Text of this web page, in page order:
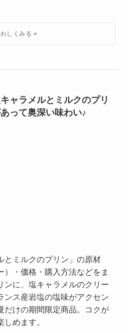
ャラメルとミルクのプリ
って奥深い味わい♪
とミルクのプリン」の原材
）・価格・購入方法などをま
ンに、塩キャラメルのクリー
ンス産岩塩の塩味がアクセン
だけの期間限定商品。コクが
めます。